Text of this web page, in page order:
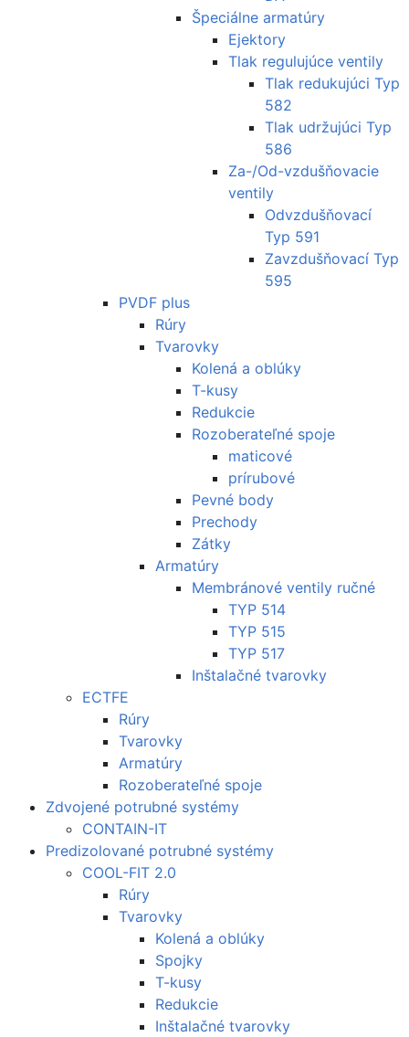
Špeciálne armatúry
Ejektory
Tlak regulujúce ventily
Tlak redukujúci Typ
582
Tlak udržujúci Typ
586
Za-/Od-vzdušňovacie
ventily
Odvzdušňovací
Typ 591
Zavzdušňovací Typ
595
PVDF plus
Rúry
Tvarovky
Kolená a oblúky
T-kusy
Redukcie
Rozoberateľné spoje
maticové
prírubové
Pevné body
Prechody
Zátky
Armatúry
Membránové ventily ručné
TYP 514
TYP 515
TYP 517
Inštalačné tvarovky
ECTFE
Rúry
Tvarovky
Armatúry
Rozoberateľné spoje
Zdvojené potrubné systémy
CONTAIN-IT
Predizolované potrubné systémy
COOL-FIT 2.0
Rúry
Tvarovky
Kolená a oblúky
Spojky
T-kusy
Redukcie
Inštalačné tvarovky